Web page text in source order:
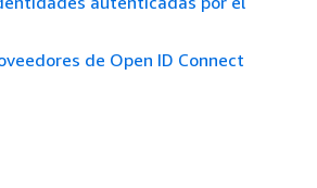
de Open ID Connect